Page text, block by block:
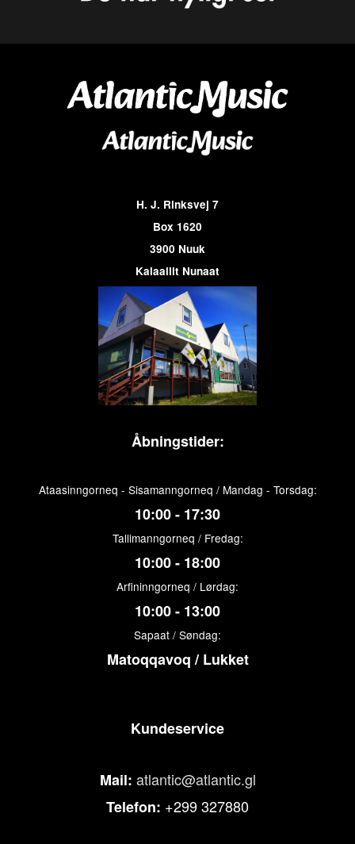
H. J. Rinksvej 7
Box 1620
3900 Nuuk
Kalaallit Nunaat
Åbningstider:
Ataasinngorneq - Sisamanngorneq / Mandag - Torsdag:
10:00 - 17:30
Tallimanngorneq / Fredag:
10:00 - 18:00
Arfininngorneq / Lørdag:
10:00 - 13:00
Sapaat / Søndag:
Matoqqavoq / Lukket
Kundeservice
Mail: atlantic@atlantic.gl
Telefon: +299 327880